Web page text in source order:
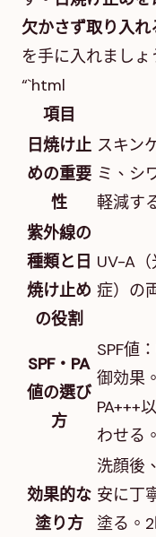
欠かさず取り入れ
を手に入れましょ
“`html
項目
日焼け止
めの重要
性
スキン
ミ、シ
軽減す
紫外線の
種類と日
焼け止め
の役割
UV-A
症）の
SPF・PA
値の選び
方
SPF値
御効果
PA+++
わせる。
効果的な
塗り方
洗顔後
安に丁
塗る。